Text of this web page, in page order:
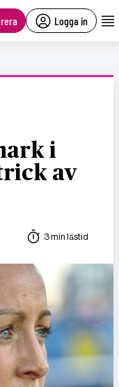
Logga in
i
av
3 min lästid